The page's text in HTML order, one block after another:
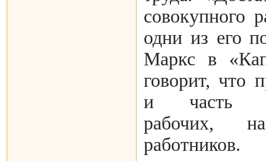
совокупного
одни из его
Маркс в
говорит, что
и часть
рабочих,
работников.